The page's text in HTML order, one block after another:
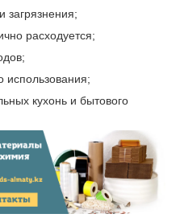
загрязнения;
расходуется;
использования;
кухонь и бытового